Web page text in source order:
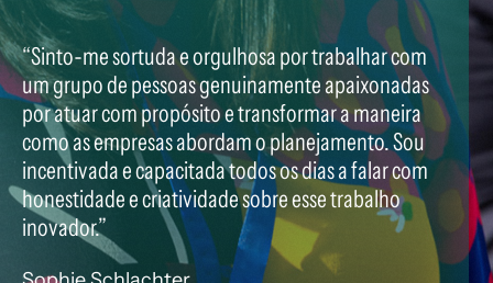
“Sinto-me sortuda e orgulhosa por trabalhar com
um grupo de pessoas genuinamente apaixonadas
por atuar com propósito e transformar a maneira
como as empresas abordam o planejamento. Sou
incentivada e capacitada todos os dias a falar com
honestidade e criatividade sobre esse trabalho
inovador.”